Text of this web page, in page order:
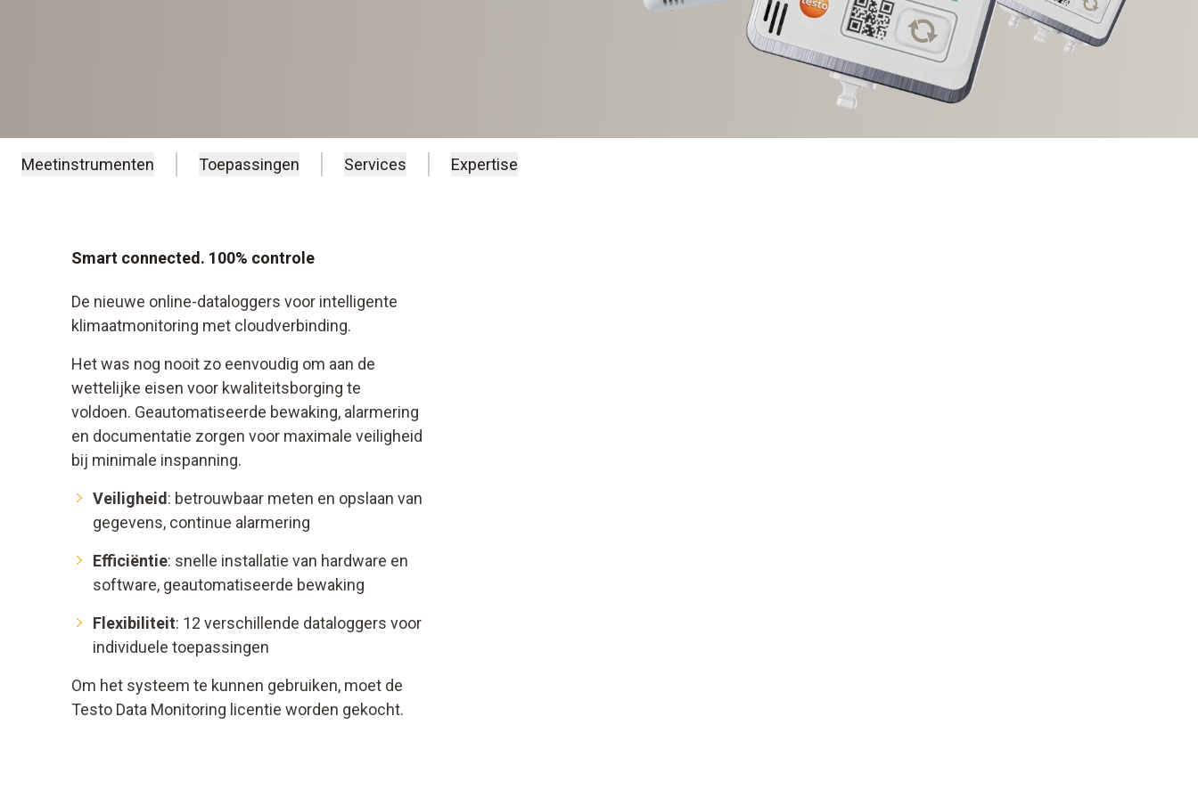
Meetinstrumenten Toepassingen Services Expertise
Smart connected. 100% controle
De nieuwe online-dataloggers voor intelligente
klimaatmonitoring met cloudverbinding.
Het was nog nooit zo eenvoudig om aan de
wettelijke eisen voor kwaliteitsborging te
voldoen. Geautomatiseerde bewaking, alarmering
en documentatie zorgen voor maximale veiligheid
bij minimale inspanning.
Veiligheid : betrouwbaar meten en opslaan van
gegevens, continue alarmering
Efficiëntie: snelle installatie van hardware en
software, geautomatiseerde bewaking
Flexibiliteit: 12 verschillende dataloggers voor
individuele toepassingen
Om het systeem te kunnen gebruiken, moet de
Testo Data Monitoring licentie worden gekocht.